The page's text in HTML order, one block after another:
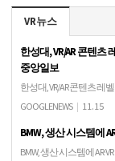
VR뉴스
한성대, VR/AR 콘텐츠
중앙일보
한성대, VR/AR 콘텐츠 레
보한성대학교(총장 이상
벨업(LEVEL U…
GOOGLENEWS | 11.15
BMW, 생산 시스템에
BMW, 생산 시스템에